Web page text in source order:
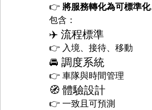
👉 將服務轉化為可標準
包含：
✈️ 流程標準
👉 入境、接待、移動
🚘 調度系統
👉 車隊與時間管理
🧭 體驗設計
👉 一致且可預測